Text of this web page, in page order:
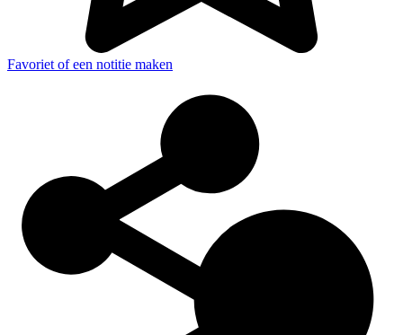
Favoriet of een notitie maken